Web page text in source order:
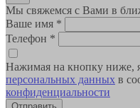
Мы свяжемся с Вами в
Ваше имя *
Телефон *
Нажимая на кнопку ниже,
персональных данных в
конфиденциальности